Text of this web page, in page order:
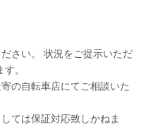
さい。 状況をご提示いただ
。
の自転車店にてご相談いた
ては保証対応致しかねま